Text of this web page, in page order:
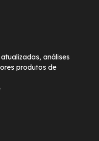
análises
produtos de